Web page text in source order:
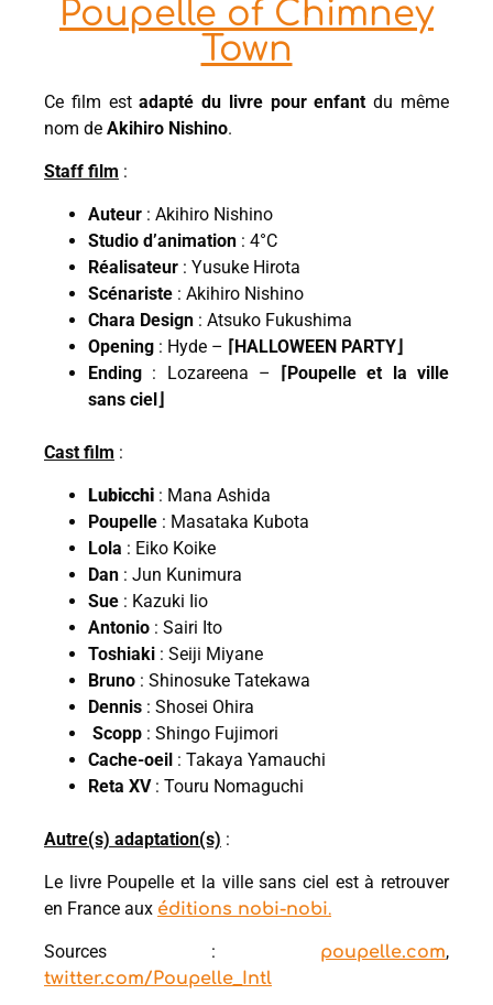
Poupelle of Chimney
Town
Ce film estadapté du livre pour enfant du même
nom de Akihiro Nishino.
Staff film :
Auteur : Akihiro Nishino
Studio d’animation : 4°C
Réalisateur : Yusuke Hirota
Scénariste : Akihiro Nishino
Chara Design : Atsuko Fukushima
Opening : Hyde – ⌈HALLOWEEN PARTY⌋
Ending : Lozareena – ⌈Poupelle et la ville
sans ciel⌋
Cast film :
Lubicchi : Mana Ashida
Poupelle : Masataka Kubota
Lola : Eiko Koike
Dan : Jun Kunimura
Sue : Kazuki Iio
Antonio : Sairi Ito
Toshiaki : Seiji Miyane
Bruno : Shinosuke Tatekawa
Dennis : Shosei Ohira
Scopp : Shingo Fujimori
Cache-oeil : Takaya Yamauchi
Reta XV : Touru Nomaguchi
Autre(s) adaptation(s) :
Le livre Poupelle et la ville sans ciel est à retrouver
en France aux éditions nobi-nobi.
Sources : poupelle.com,
twitter.com/Poupelle_Intl